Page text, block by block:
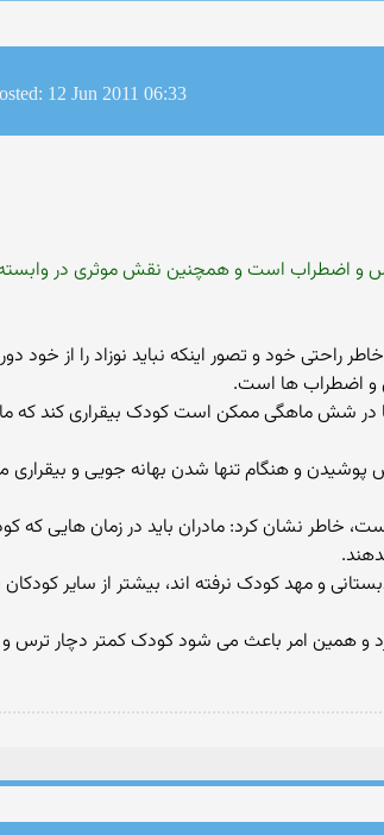
12 Jun 2011 06:33
ترس و اضطراب است و همچنین نقش موثری در
راحتی خود و تصور اینکه نباید نوزاد را از خود
و اضطراب ها است.
در شش ماهگی ممکن است کودک بیقراری کند که
و هنگام تنها شدن بهانه جویی و بیقراری
خاطر نشان کرد: مادران باید در زمان هایی که
و مهد کودک نرفته اند، بیشتر از سایر کودکان
و همین امر باعث می شود کودک کمتر دچار ترس و